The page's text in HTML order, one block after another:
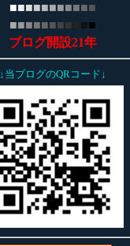
■■■■■■■■■■■
■■■■■■■■ ■■
ブログ開設21年
↓当ブログのQRコード↓